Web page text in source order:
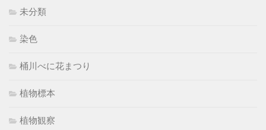
未分類
染色
桶川べに花まつり
植物標本
植物観察